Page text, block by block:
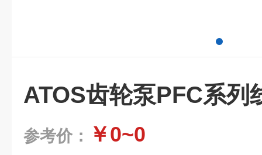
ATOS齿轮泵PFC系列
参考价： ￥0~0